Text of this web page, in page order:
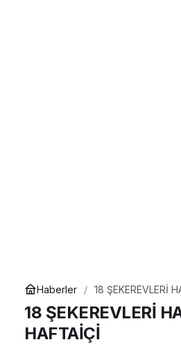
Haberler 18 ŞEKEREVLERİ
18 ŞEKEREVLERİ
HAFTAİÇİ